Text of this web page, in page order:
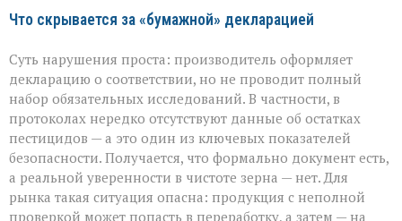
Что скрывается за «бумажной» декларацией
Суть нарушения проста: производитель оформляет
декларацию о соответствии, но не проводит полный
набор обязательных исследований. В частности, в
протоколах нередко отсутствуют данные об остатках
пестицидов — а это один из ключевых показателей
безопасности. Получается, что формально документ есть,
а реальной уверенности в чистоте зерна — нет. Для
рынка такая ситуация опасна: продукция с неполной
проверкой может попасть в переработку, а затем — на